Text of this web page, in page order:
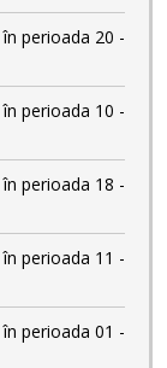
perioada 20 -
perioada 10 -
perioada 18 -
perioada 11 -
perioada 01 -